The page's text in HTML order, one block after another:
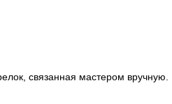
связанная мастером вручную.